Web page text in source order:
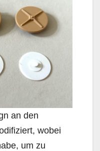
an den
wobei
um zu